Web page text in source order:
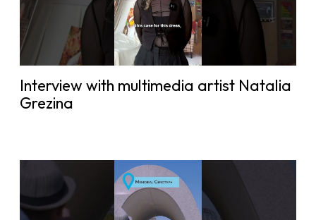
Interview with multimedia artist Natalia
Grezina